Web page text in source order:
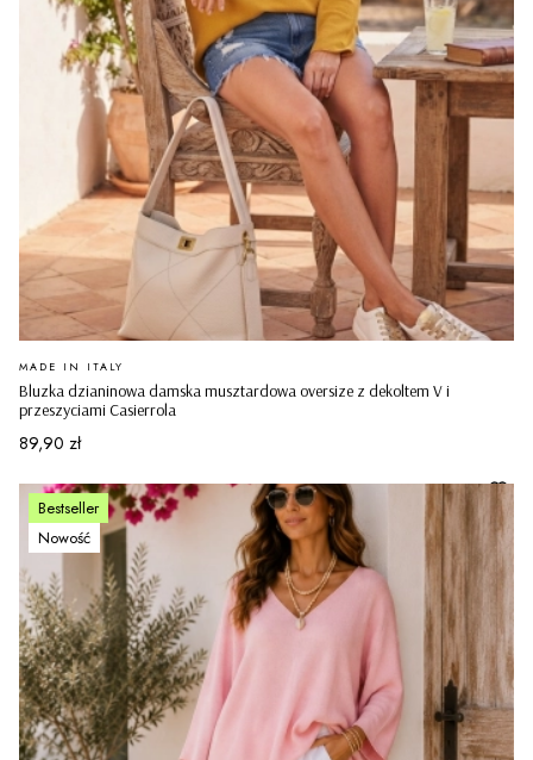
Bluzka dzianinowa damska musztardowa oversize z dekoltem V i
przeszyciami Casierrola
PRODUCENT
MADE IN ITALY
Cena
89,90 zł
Bestseller
Nowość